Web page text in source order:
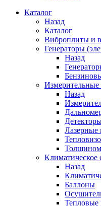
Каталог
Назад
Каталог
Виброплиты и
Генераторы
Назад
Назад
Лазерные
Климатическое
Назад
Баллоны